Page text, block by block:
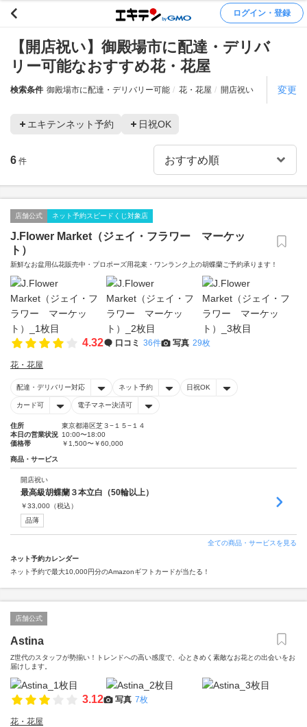
ログイン・登録
【開店祝い】御殿場市に配達・デリバ
リー可能なおすすめ花・花屋
検索条件 御殿場市に配達・デリバリー可能 花・花屋 開店祝い 変更
エキテンネット予約 日祝OK
6 件
店舗公式 ネット予約スピードくじ対象店
J.Flower Market（ジェイ・フラワー マーケッ
ト）
新鮮なお盆用仏花販売中・プロポーズ用花束・ワンランク上の胡蝶蘭ご予約承ります！
4.32 口コミ 36件 写真 29枚
花・花屋
配達・デリバリー対応 ネット予約 日祝OK
カード可 電子マネー決済可
住所
東京都港区芝３−１５−１４
本日の営業状況 10:00〜18:00
価格帯
￥1,500〜￥60,000
商品・サービス
開店祝い
最高級胡蝶蘭３本立白（50輪以上）
￥33,000 （税込）
品薄
全ての商品・サービスを見る
ネット予約カレンダー
ネット予約で最大10,000円分のAmazonギフトカードが当たる！
店舗公式
Astina
Z世代のスタッフが勢揃い！トレンドへの高い感度で、心ときめく素敵なお花との出会いをお
届けします。
3.12 写真 7枚
花・花屋